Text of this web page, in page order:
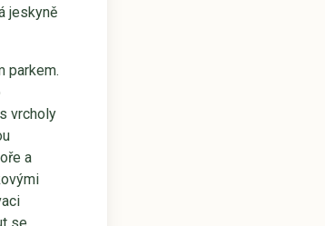
jeskyně
parkem.
vrcholy
a